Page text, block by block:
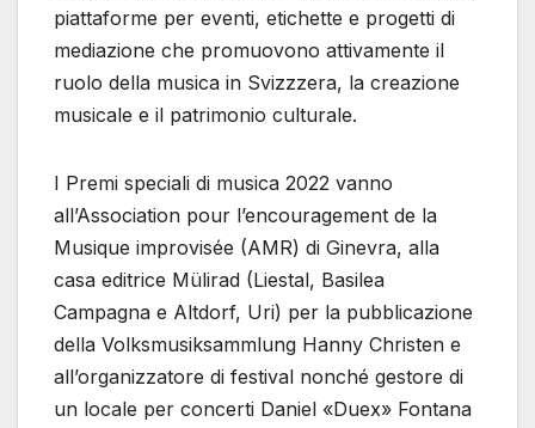
piattaforme per eventi, etichette e progetti di
mediazione che promuovono attivamente il
ruolo della musica in Svizzzera, la creazione
musicale e il patrimonio culturale.
I Premi speciali di musica 2022 vanno
all’Association pour l’encouragement de la
Musique improvisée (AMR) di Ginevra, alla
casa editrice Mülirad (Liestal, Basilea
Campagna e Altdorf, Uri) per la pubblicazione
della Volksmusiksammlung Hanny Christen e
all’organizzatore di festival nonché gestore di
un locale per concerti Daniel «Duex» Fontana